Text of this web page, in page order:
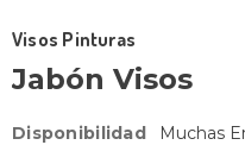
Visos Pinturas
Jabón Visos
Disponibilidad
Muchas